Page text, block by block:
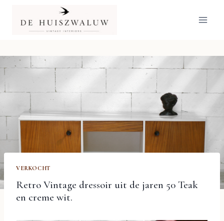
inhoud
VERKOCHT
Retro Vintage dressoir uit de jaren 50 Teak
en creme wit.